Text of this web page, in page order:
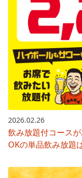
2026.02.26
飲み放題付コース
OKの単品飲み放題